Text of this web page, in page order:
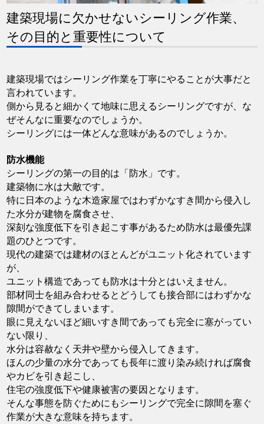
建築現場に欠かせないシーリング作業、
その目的と重要性について
建築現場ではシーリング作業を丁寧にやることが大事だと
言われています。
側から見ると細かくて地味に思えるシーリングですが、な
ぜそんなに重要なのでしょうか。
シーリングには一体どんな意味があるのでしょうか。
防水機能
シーリングの第一の目的は「防水」です。
建築物に水は大敵です。
特に日本のような木造家屋ではわずかなすき間から侵入し
た水分が建物を腐食させ、
深刻な強度低下を引き起こす事があるため防水は最優先課
題のひとつです。
現代の建築では建材のほとんどがユニット化されています
が、
ユニット構造であっても防水は十分とはいえません。
部材同士を組み合わせるとどうしても接合部にはわずかな
隙間ができてしまいます。
眼に見えないほど細いすき間であっても完全に塞がってい
ない限り、
水分は容赦なく天井や壁から侵入してきます。
ほんの少量の水分であっても長年に渡り染み続ければ腐食
やカビを引き起こし、
住宅の強度低下や健康被害の要因となります。
そんな事態を防ぐためにもシーリングで完全に隙間を塞ぐ
作業が大きな意味を持ちます。